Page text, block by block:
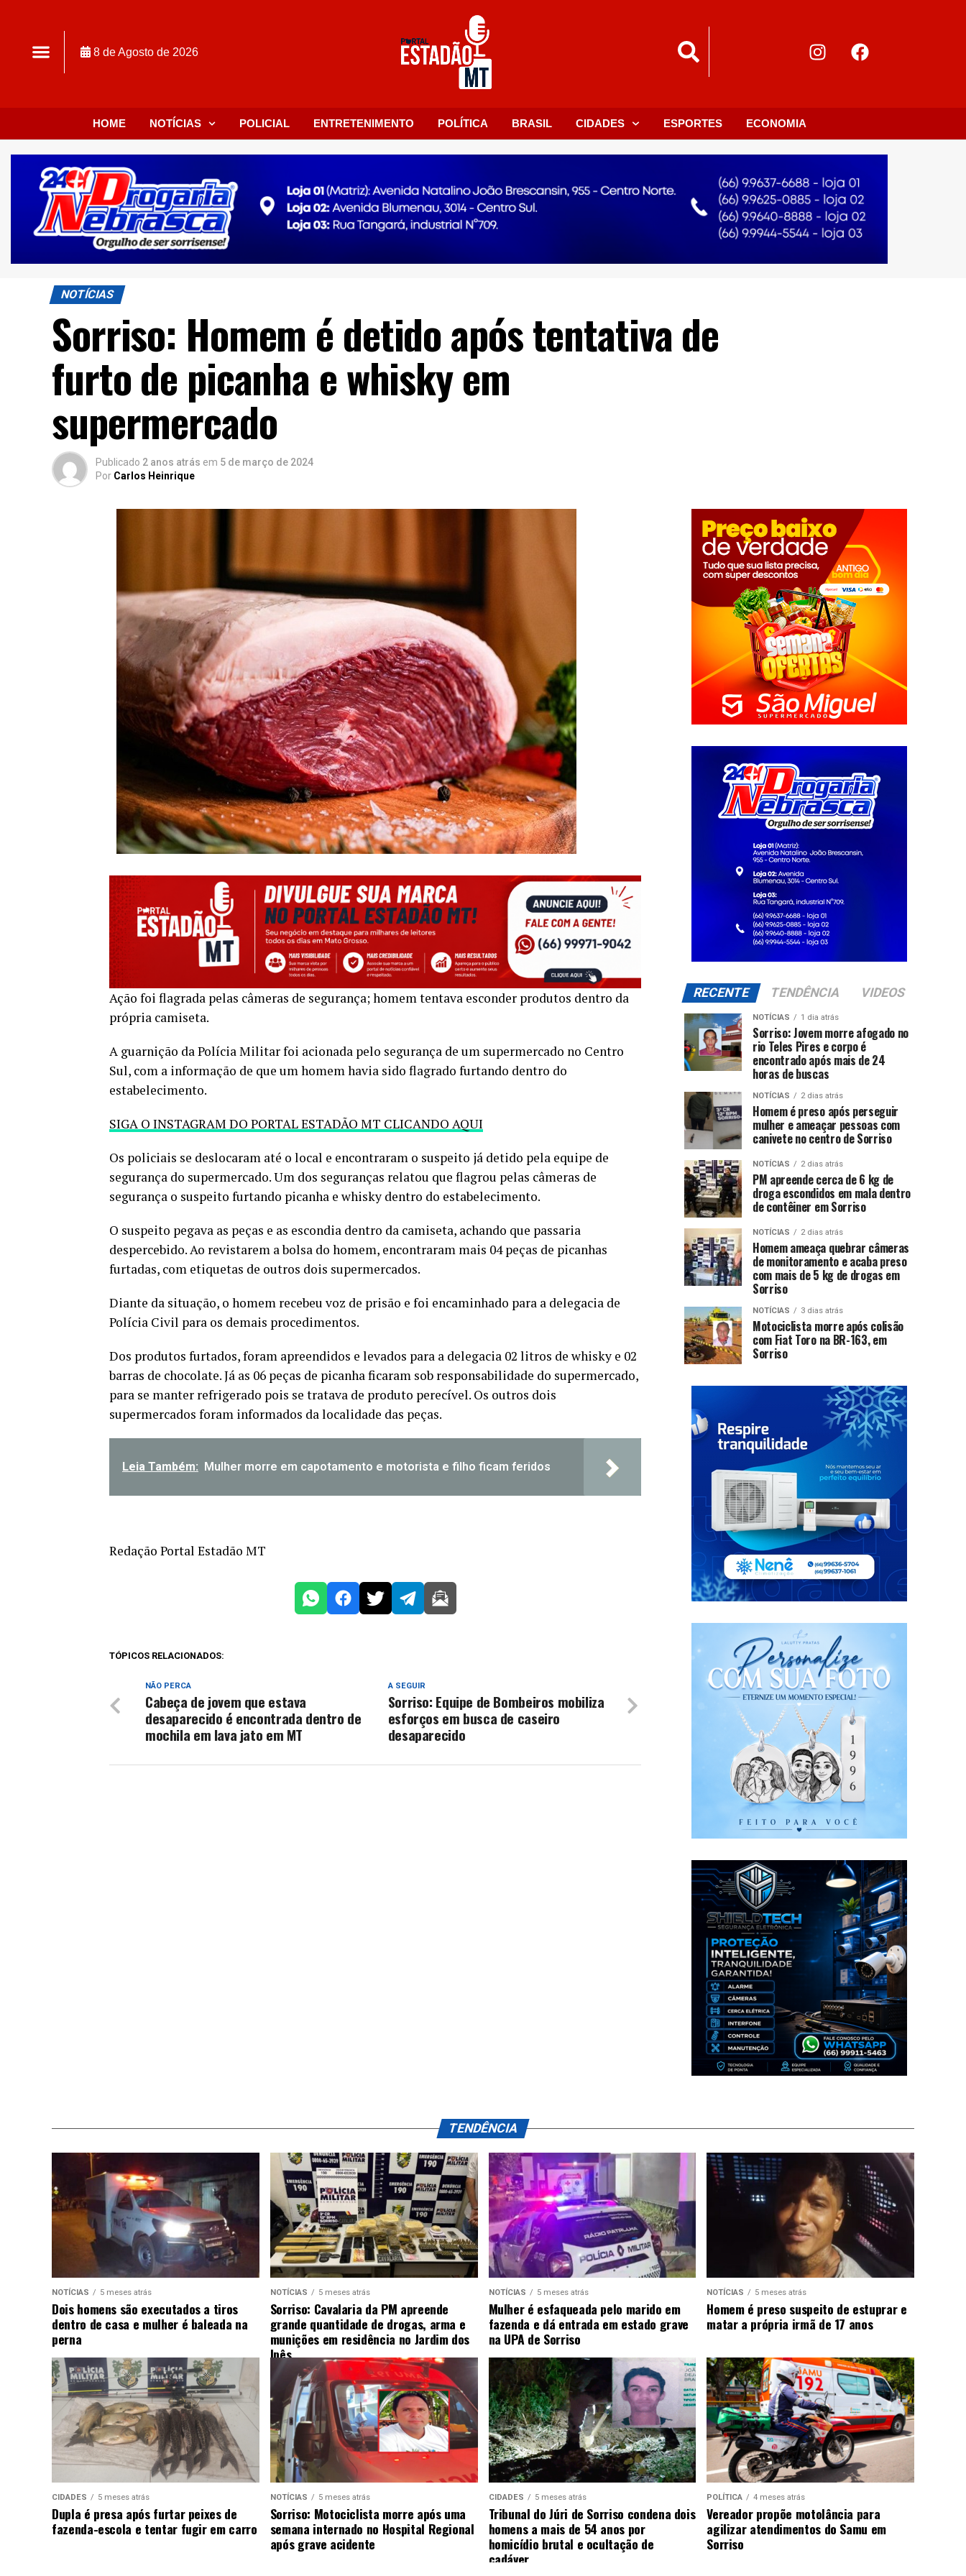
8 de Agosto de 2026
HOME NOTÍCIAS POLICIAL ENTRETENIMENTO POLÍTICA BRASIL CIDADES ESPORTES ECONOMIA
NOTÍCIAS
Sorriso: Homem é detido após tentativa de
furto de picanha e whisky em
supermercado
Publicado 2 anos atrás em 5 de março de 2024
Por Carlos Heinrique
Ação foi flagrada pelas câmeras de segurança; homem tentava esconder produtos dentro da
própria camiseta.
A guarnição da Polícia Militar foi acionada pelo segurança de um supermercado no Centro
Sul, com a informação de que um homem havia sido flagrado furtando dentro do
estabelecimento.
SIGA O INSTAGRAM DO PORTAL ESTADÃO MT CLICANDO AQUI
Os policiais se deslocaram até o local e encontraram o suspeito já detido pela equipe de
segurança do supermercado. Um dos seguranças relatou que flagrou pelas câmeras de
segurança o suspeito furtando picanha e whisky dentro do estabelecimento.
O suspeito pegava as peças e as escondia dentro da camiseta, achando que passaria
despercebido. Ao revistarem a bolsa do homem, encontraram mais 04 peças de picanhas
furtadas, com etiquetas de outros dois supermercados.
Diante da situação, o homem recebeu voz de prisão e foi encaminhado para a delegacia de
Polícia Civil para os demais procedimentos.
Dos produtos furtados, foram apreendidos e levados para a delegacia 02 litros de whisky e 02
barras de chocolate. Já as 06 peças de picanha ficaram sob responsabilidade do supermercado,
para se manter refrigerado pois se tratava de produto perecível. Os outros dois
supermercados foram informados da localidade das peças.
Leia Também: Mulher morre em capotamento e motorista e filho ficam feridos
Redação Portal Estadão MT
TÓPICOS RELACIONADOS:
A SEGUIR
Sorriso: Equipe de Bombeiros mobiliza
esforços em busca de caseiro
desaparecido
NÃO PERCA
Cabeça de jovem que estava
desaparecido é encontrada dentro de
mochila em lava jato em MT
RECENTE TENDÊNCIA VIDEOS
NOTÍCIAS 1 dia atrás
Sorriso: Jovem morre afogado no
rio Teles Pires e corpo é
encontrado após mais de 24
horas de buscas
NOTÍCIAS 2 dias atrás
Homem é preso após perseguir
mulher e ameaçar pessoas com
canivete no centro de Sorriso
NOTÍCIAS 2 dias atrás
PM apreende cerca de 6 kg de
droga escondidos em mala dentro
de contêiner em Sorriso
NOTÍCIAS 2 dias atrás
Homem ameaça quebrar câmeras
de monitoramento e acaba preso
com mais de 5 kg de drogas em
Sorriso
NOTÍCIAS 3 dias atrás
Motociclista morre após colisão
com Fiat Toro na BR-163, em
Sorriso
TENDÊNCIA
NOTÍCIAS 5 meses atrás
Dois homens são executados a tiros
dentro de casa e mulher é baleada na
perna
NOTÍCIAS 5 meses atrás
Sorriso: Cavalaria da PM apreende
grande quantidade de drogas, arma e
munições em residência no Jardim dos
Ipês
NOTÍCIAS 5 meses atrás
Mulher é esfaqueada pelo marido em
fazenda e dá entrada em estado grave
na UPA de Sorriso
NOTÍCIAS 5 meses atrás
Homem é preso suspeito de estuprar e
matar a própria irmã de 17 anos
CIDADES 5 meses atrás
Dupla é presa após furtar peixes de
fazenda-escola e tentar fugir em carro
NOTÍCIAS 5 meses atrás
Sorriso: Motociclista morre após uma
semana internado no Hospital Regional
após grave acidente
CIDADES 5 meses atrás
Tribunal do Júri de Sorriso condena dois
homens a mais de 54 anos por
homicídio brutal e ocultação de
cadáver
POLÍTICA 4 meses atrás
Vereador propõe motolância para
agilizar atendimentos do Samu em
Sorriso